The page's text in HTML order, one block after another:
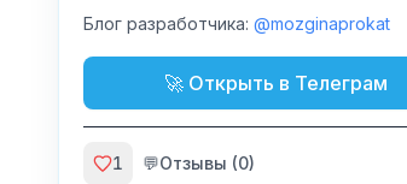
Блог разработчика: @mozginaprokat
🚀 Открыть в Телеграм
1 💬Отзывы (0)